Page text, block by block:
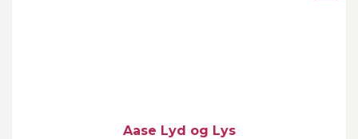
Aase Lyd og Lys